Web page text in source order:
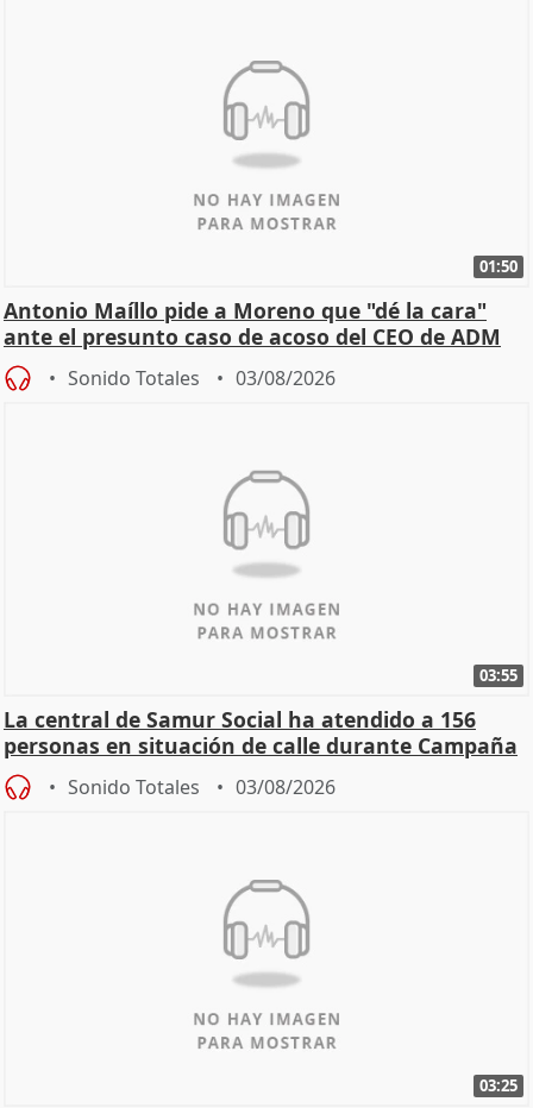
01:50
Antonio Maíllo pide a Moreno que "dé la cara"
ante el presunto caso de acoso del CEO de ADM
Sonido Totales 03/08/2026
03:55
La central de Samur Social ha atendido a 156
personas en situación de calle durante Campaña
de Calor
Sonido Totales 03/08/2026
03:25